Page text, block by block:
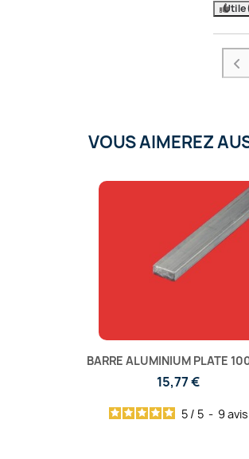
Utile
VOUS AIMEREZ
BARRE ALUMINIUM PLATE
15,77 €
5 / 5 - 9 avis